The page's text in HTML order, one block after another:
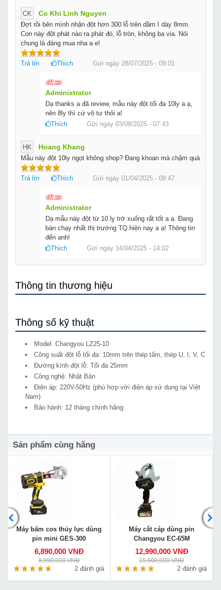
CK Co Khi Linh Nguyen
Đợt rồi bên mình nhận đột hơn 300 lỗ trên dầm I dày 8mm.
Con này đột phát nào ra phát đó, lỗ tròn, không ba via. Nói
chung là đáng mua nha a e!
Trả lời Thích Gửi ngày 28/07/2025 - 09:01
Administrator
Dạ thanks a đã review, mẫu này đột tối đa 10ly a ạ,
nên 8ly thì cứ vô tư thôi a!
Thích
Gửi ngày 03/08/2025 - 07:43
HK Hoang Khang
Mẫu này đột 10ly ngọt không shop? Đang khoan mà chậm quá
Trả lời Thích Gửi ngày 01/04/2025 - 08:47
Administrator
Dạ mẫu này đột từ 10 ly trở xuống rất tốt a ạ. Đang
bán chạy nhất thị trường TQ hiện nay a ạ! Thông tin
đến anh!
Thích
Gửi ngày 14/04/2025 - 14:02
Thông tin thương hiệu
Thông số kỹ thuật
Model: Changyou LZ25-10
Công suất đột lỗ tối đa: 10mm trên thép tấm, thép U, I, V, C
Đường kính đột lỗ: Tối đa 25mm
Công nghệ: Nhật Bản
Điện áp: 220V-50Hz (phù hợp với điện áp sử dụng tại Việt
Nam)
Bảo hành: 12 tháng chính hãng
Sản phẩm cùng hãng
Máy bấm cos thủy lực dùng
pin mini GES-300
6,890,000 VNĐ
8,990,000 VNĐ
2 đánh giá
Máy cắt cáp dùng pin
Changyou EC-65M
12,990,000 VNĐ
15,600,000 VNĐ
2 đánh giá